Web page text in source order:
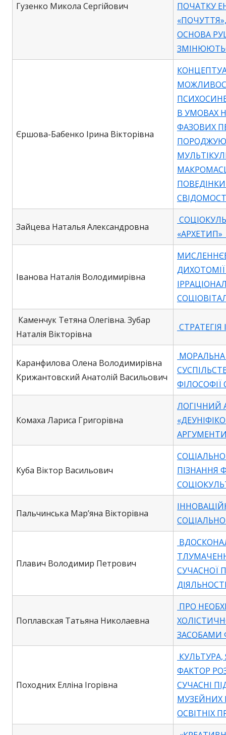
Гузенко Микола Сергійович
ПОЧАТКУ
ОСНОВА
Єршова-Бабенко Ірина Вікторівна
В УМОВАХ
ФАЗОВИХ
Зайцева Наталья Александровна
Іванова Наталія Володимирівна
Каменчук Тетяна Олегівна. Зубар
Наталія Вікторівна
Каранфилова Олена Володимирівна
Крижантовский Анатолій Васильович
ФІЛОСОФІЇ
Комаха Лариса Григорівна
ЛОГІЧНИЙ
Куба Віктор Васильович
ПІЗНАННЯ
Пальчинська Мар’яна Вікторівна
Плавич Володимир Петрович
СУЧАСНОЇ
Поплавская Татьяна Николаевна
ПРО
ЗАСОБАМИ
Походних Елліна Ігорівна
ФАКТОР
СУЧАСНІ
МУЗЕЙНИХ
ОСВІТНІХ